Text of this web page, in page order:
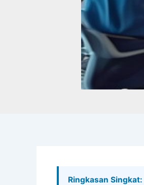
Ringkasan Singkat: